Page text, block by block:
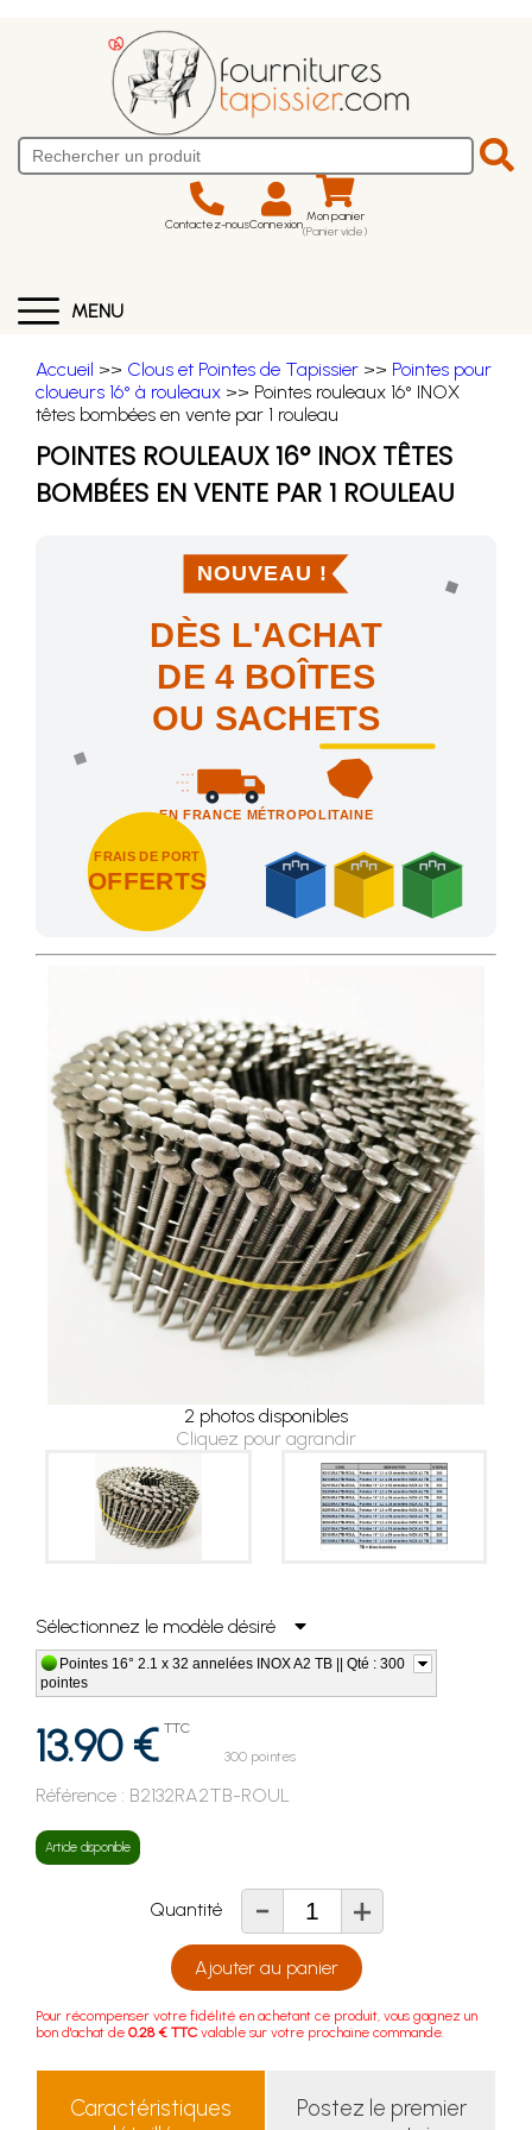
Contactez-nousConnexion Mon panier
(Panier vide)
MENU
Accueil >> Clous et Pointes de Tapissier >> Pointes pour
cloueurs 16° à rouleaux >> Pointes rouleaux 16° INOX
têtes bombées en vente par 1 rouleau
POINTES ROULEAUX 16° INOX TÊTES
BOMBÉES EN VENTE PAR 1 ROULEAU
NOUVEAU !
DÈS L'ACHAT
DE 4 BOÎTES
OU SACHETS
EN FRANCE MÉTROPOLITAINE
FRAIS DE PORT
OFFERTS
Achetez 4 sachets ou boîtes d'agrafes ou de pointes et
2 photos disponibles
Cliquez pour agrandir
Sélectionnez le modèle désiré
Pointes 16° 2.1 x 32 annelées INOX A2 TB || Qté : 300
pointes
13.90 € TTC
300 pointes
Référence : B2132RA2TB-ROUL
Article disponible
Quantité - +
Ajouter au panier
Pour récompenser votre fidélité en achetant ce produit, vous gagnez un
bon d'achat de 0.28 € TTC valable sur votre prochaine commande.
Caractéristiques
Postez le premier